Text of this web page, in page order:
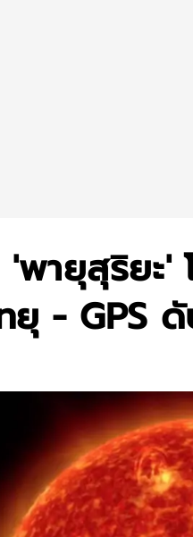
'พายุสุริยะ
ยุ - GPS